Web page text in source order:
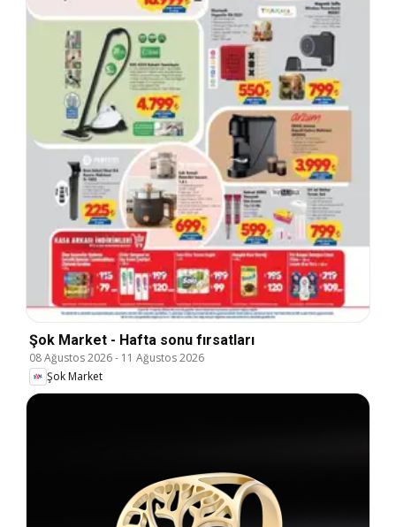
Şok Market - Hafta sonu fırsatları
08 Ağustos 2026- 11 Ağustos 2026
Şok Market